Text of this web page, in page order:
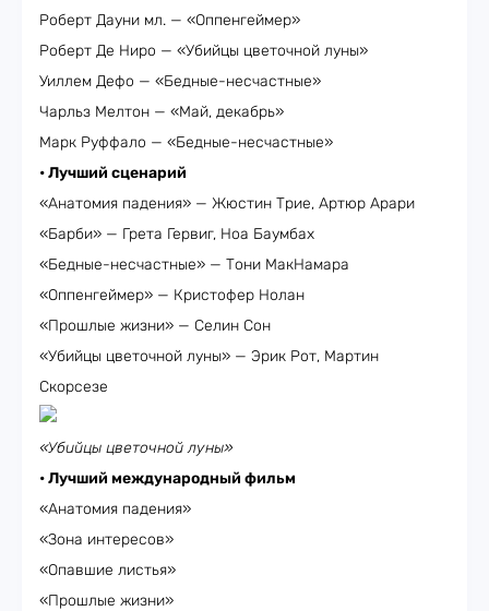
Роберт Дауни мл. — «Оппенгеймер»
Роберт Де Ниро — «Убийцы цветочной луны»
Уиллем Дефо — «Бедные-несчастные»
Чарльз Мелтон — «Май, декабрь»
Марк Руффало — «Бедные-несчастные»
• Лучший сценарий
«Анатомия падения» — Жюстин Трие, Артюр Арари
«Барби» — Грета Гервиг, Ноа Баумбах
«Бедные-несчастные» — Тони МакНамара
«Оппенгеймер» — Кристофер Нолан
«Прошлые жизни» — Селин Сон
«Убийцы цветочной луны» — Эрик Рот, Мартин
Скорсезе
«Убийцы цветочной луны»
• Лучший международный фильм
«Анатомия падения»
«Зона интересов»
«Опавшие листья»
«Прошлые жизни»